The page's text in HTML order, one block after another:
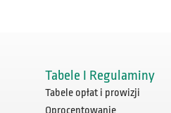
Tabele I Regulaminy
Tabele opłat i prowizji